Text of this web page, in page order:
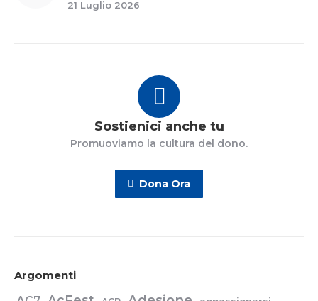
21 Luglio 2026
Sostienici anche tu
Promuoviamo la cultura del dono.
Dona Ora
Argomenti